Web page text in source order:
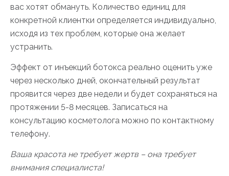
вас хотят обмануть. Количество единиц для
конкретной клиентки определяется индивидуально,
исходя из тех проблем, которые она желает
устранить.
Эффект от инъекций ботокса реально оценить уже
через несколько дней, окончательный результат
проявится через две недели и будет сохраняться на
протяжении 5-8 месяцев. Записаться на
консультацию косметолога можно по контактному
телефону.
Ваша красота не требует жертв – она требует
внимания специалиста!